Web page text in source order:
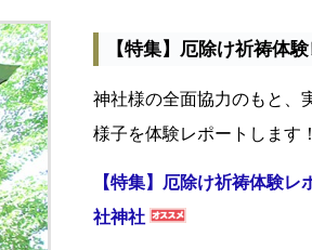
【特集】厄除け祈祷体験
神社様の全面協力のもと、
様子を体験レポートします！
【特集】厄除け祈祷体験レ
社神社